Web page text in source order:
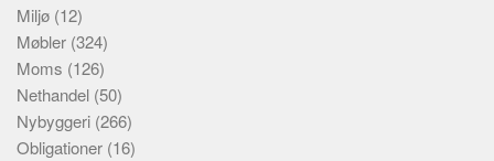
Miljø (12)
Møbler (324)
Moms (126)
Nethandel (50)
Nybyggeri (266)
Obligationer (16)